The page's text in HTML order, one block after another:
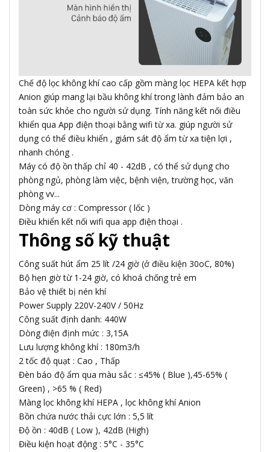
Chế độ lọc không khí cao cấp gồm màng lọc HEPA kết hợp
Anion giúp mang lại bầu không khí trong lành đảm bảo an
toàn sức khỏe cho người sử dụng. Tính năng kết nối điều
khiển qua App điện thoại bằng wifi từ xa. giúp người sử
dụng có thể điều khiển , giám sát độ ẩm từ xa tiện lợi ,
nhanh chóng .
Máy có độ ồn thấp chỉ 40 - 42dB , có thể sử dụng cho
phòng ngủ, phòng làm việc, bệnh viện, trường học, văn
phòng vv...
Dòng máy cơ : Compressor ( lốc )
Điều khiển kết nối wifi qua app điện thoại .
Thông số kỹ thuật
Công suất hút ẩm 25 lít /24 giờ (ở điều kiện 30oC, 80%)
Bộ hẹn giờ từ 1-24 giờ, có khoá chống trẻ em
Bảo vệ thiết bị nén khí
Power Supply 220V-240V / 50Hz
Công suất định danh: 440W
Dòng điện định mức : 3,15A
Lưu lượng không khí : 180m3/h
2 tốc độ quạt : Cao , Thấp
Đèn báo độ ẩm qua màu sắc : ≤45% ( Blue ),45-65% (
Green) , >65 % ( Red)
Màng lọc không khí HEPA , lọc không khí Anion
Bồn chứa nước thải cực lớn : 5,5 lít
Độ ồn : 40dB ( Low ), 42dB (High)
Điều kiện hoạt động : 5°C - 35°C